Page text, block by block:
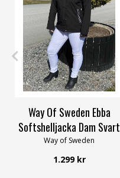
36 38 40 42 44 58/60
Way Of Sweden Ebba
Softshelljacka Dam Svart
Way of Sweden
1.299 kr